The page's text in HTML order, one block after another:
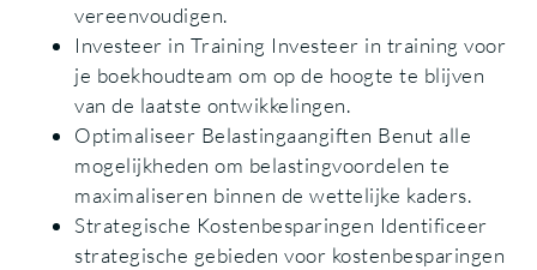
vereenvoudigen.
Investeer in Training Investeer in training voor
je boekhoudteam om op de hoogte te blijven
van de laatste ontwikkelingen.
Optimaliseer Belastingaangiften Benut alle
mogelijkheden om belastingvoordelen te
maximaliseren binnen de wettelijke kaders.
Strategische Kostenbesparingen Identificeer
strategische gebieden voor kostenbesparingen